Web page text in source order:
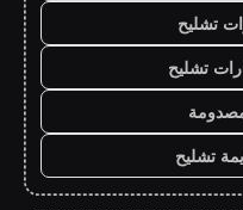
تشليح
تشليح
تشليح